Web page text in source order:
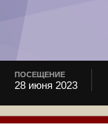
ПОСЕЩЕНИЕ
28 июня 2023